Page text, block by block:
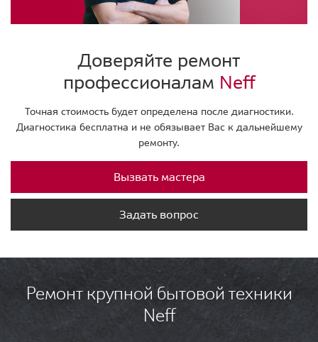
Доверяйте ремонт
профессионалам Neff
Точная стоимость будет определена после диагностики.
Диагностика бесплатна и не обязывает Вас к дальнейшему
ремонту.
Вызвать мастера
Задать вопрос
Ремонт крупной бытовой техники
Neff